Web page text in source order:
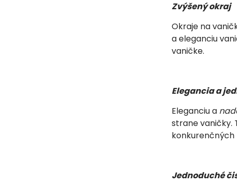
Zvýšený okraj
Okraje na
a eleganciu
vaničke.
Elegancia a
Eleganciu a
strane vaničky.
Jednoduché